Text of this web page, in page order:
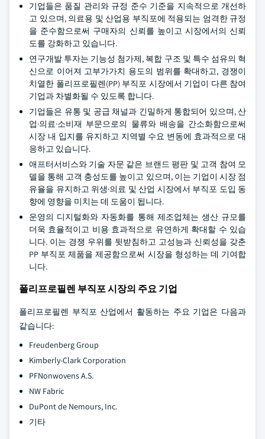
기업들은 품질 관리와 규정 준수 기준을 지속적으로 개선하
고 있으며, 의료용 및 산업용 부직포에 적용되는 엄격한 규정
을 준수함으로써 구매자의 신뢰를 높이고 시장에서의 신뢰
도를 강화하고 있습니다.
연구개발 투자는 기능성 첨가제, 복합 구조 및 특수 섬유의 혁
신으로 이어져 고부가가치 용도의 범위를 확대하고, 경쟁이
치열한 폴리프로필렌(PP) 부직포 시장에서 기업이 다른 참여
기업과 차별화될 수 있도록 합니다.
기업들은 유통 및 공급 채널과 긴밀하게 통합되어 있으며, 산
업·의료·소비재 부문으로의 물류와 배송을 간소화함으로써
시장 내 입지를 유지하고 지역별 수요 변동에 효과적으로 대
응하고 있습니다.
애프터서비스와 기술 자문 같은 브랜드 평판 및 고객 참여 모
델을 통해 고객 충성도를 높이고 있으며, 이는 기업이 시장 점
유율을 유지하고 위생·의료 및 산업 시장에서 부직포 도입 동
향에 영향을 미치는 데 도움이 됩니다.
운영의 디지털화와 자동화를 통해 제조업체는 생산 규모를
더욱 효율적이고 비용 효과적으로 유연하게 확대할 수 있습
니다. 이는 경쟁 우위를 뒷받침하고 고성능과 신뢰성을 갖춘
PP 부직포 제품을 제공함으로써 시장을 형성하는 데 기여합
니다.
폴리프로필렌 부직포 시장의 주요 기업
폴리프로필렌 부직포 산업에서 활동하는 주요 기업은 다음과
같습니다:
Freudenberg Group
Kimberly-Clark Corporation
PFNonwovens A.S.
NW Fabric
DuPont de Nemours, Inc.
기타